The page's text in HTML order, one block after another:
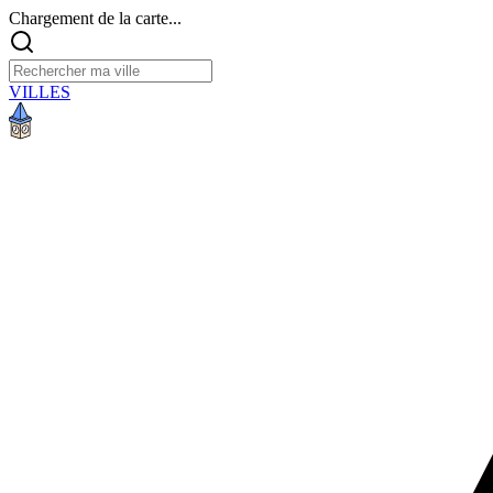
Chargement de la carte...
VILLES